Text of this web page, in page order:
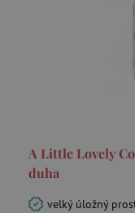
A Little Lovely
duha
velký úložný